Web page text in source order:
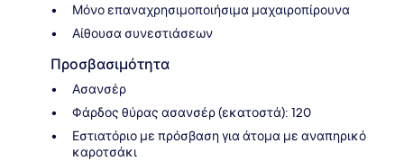
Μόνο επαναχρησιμοποιήσιμα μαχαιροπίρουνα
Αίθουσα συνεστιάσεων
Προσβασιμότητα
Ασανσέρ
Φάρδος θύρας ασανσέρ (εκατοστά): 120
Εστιατόριο με πρόσβαση για άτομα με αναπηρικό
καροτσάκι